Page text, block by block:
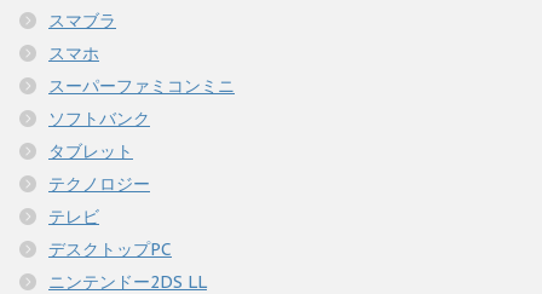
スマブラ
スマホ
スーパーファミコンミニ
ソフトバンク
タブレット
テクノロジー
テレビ
デスクトップPC
ニンテンドー2DS LL